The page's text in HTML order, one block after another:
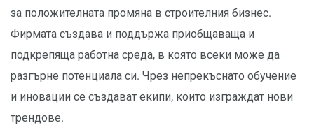
за положителната промяна в строителния бизнес.
Фирмата създава и поддържа приобщаваща и
подкрепяща работна среда, в която всеки може да
разгърне потенциала си. Чрез непрекъснато обучение
и иновации се създават екипи, които изграждат нови
трендове.